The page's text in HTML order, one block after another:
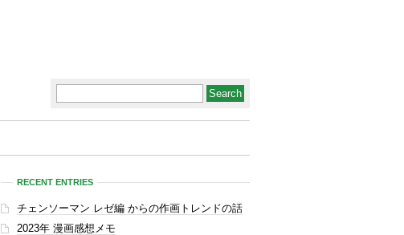
RECENT ENTRIES
チェンソーマン レゼ編 からの作画トレンドの話
2023年 漫画感想メモ